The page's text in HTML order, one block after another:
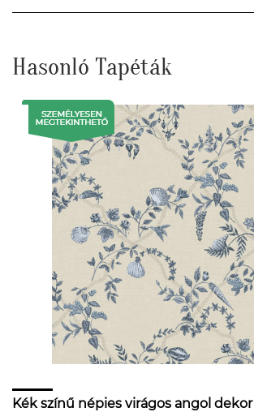
Hasonló Tapéták
Kék színű népies virágos angol